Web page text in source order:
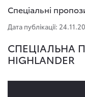
Спеціальні
Дата публікації:
СПЕЦІАЛЬНА
HIGHLANDER